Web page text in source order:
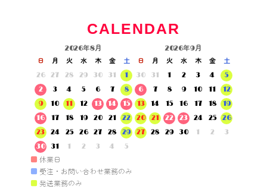
CALENDAR
2026年8月
日 月 火 水 木 金
土
26
27 28 29 30 31
1
2
3 4 5 6 7
8
9
10 11 12 13 14
15
16
17 18 19 20 21
22
23
24 25 26 27 28
29
30
31 1 2 3 4 5
2026年9月
日 月 火 水 木 金
土
30
31 1 2 3 4
5
6
7 8 9 10 11
12
13
14 15 16 17 18
19
20
21 22 23 24 25
26
27
28 29 30 1 2 3
■ 休業日
■ 受注・お問い合わせ業務のみ
■ 発送業務のみ